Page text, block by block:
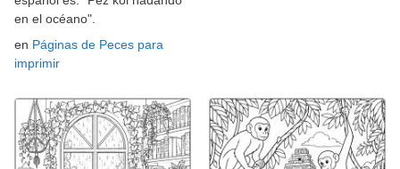
en el océano".
en Páginas de Peces para
imprimir